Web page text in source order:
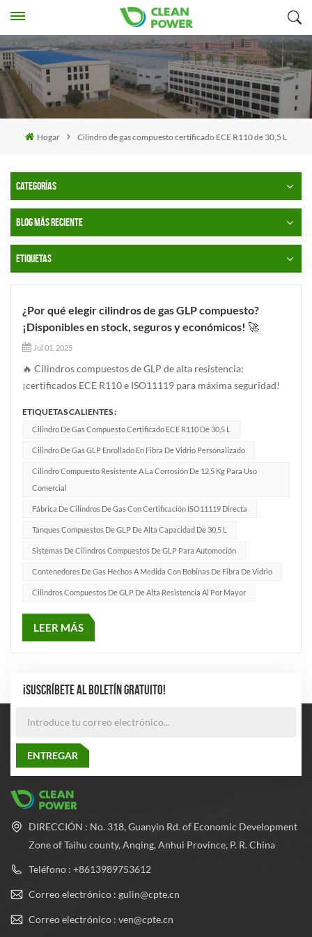
Hogar Cilindro de gas compuesto certificado ECE R110 de 30,5 L
CATEGORÍAS
BLOG MÁS RECIENTE
ETIQUETAS
¿Por qué elegir cilindros de gas GLP compuesto?
¡Disponibles en stock, seguros y económicos! 🚀
Jul 01, 2025
🔥 Cilindros compuestos de GLP de alta resistencia:
¡certificados ECE R110 e ISO11119 para máxima seguridad!
Nuestros Cilindros de gas compuesto GLP están hechos con
Revestimiento interior de HDPE + bobinado completo de
fibra de vidrio + carc...
ETIQUETAS CALIENTES :
Cilindro De Gas Compuesto Certificado ECE R110 De 30,5 L
Cilindro De Gas GLP Enrollado En Fibra De Vidrio Personalizado
Cilindro Compuesto Resistente A La Corrosión De 12,5 Kg Para Uso
Comercial
Fábrica De Cilindros De Gas Con Certificación ISO11119 Directa
Tanques Compuestos De GLP De Alta Capacidad De 30,5 L
Sistemas De Cilindros Compuestos De GLP Para Automoción
Contenedores De Gas Hechos A Medida Con Bobinas De Fibra De Vidrio
Cilindros Compuestos De GLP De Alta Resistencia Al Por Mayor
LEER MÁS
¡SUSCRÍBETE AL BOLETÍN GRATUITO!
DIRECCIÓN : No. 318, Guanyin Rd. of Economic Development
Zone of Taihu county, Anqing, Anhui Province, P. R. China
Teléfono : +8613989753612
Correo electrónico : gulin@cpte.cn
Correo electrónico : ven@cpte.cn